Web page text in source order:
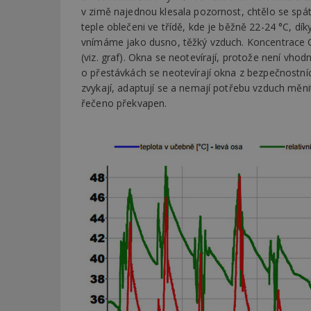
v zimě najednou klesala pozornost, chtělo se
teple oblečeni ve třídě, kde je běžně 22-24 °C,
vnímáme jako dusno, těžký vzduch. Koncentrace
(viz. graf). Okna se neotevírají, protože není
o přestávkách se neotevírají okna z
zvykají, adaptují se a nemají potřebu vzduch
řečeno překvapen.
Název
Provider
/
Doména
_gid
Google
LLC
Název
CMID
uid
test_cookie
id
Název
tu
Gdyn
ui
Gtest
C
bm2uu
cct
ibbid